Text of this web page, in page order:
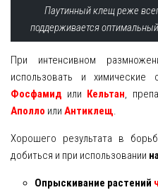
Паутинный клещ реже
поддерживается
При интенсивном
использовать и химические
Фосфамид или Кельтан,
Аполло или Антиклещ.
Хорошего результата в
добиться и при использовании
Опрыскивание растений